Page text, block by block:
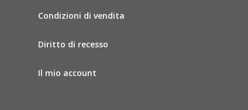
Condizioni di vendita
Diritto di recesso
Il mio account